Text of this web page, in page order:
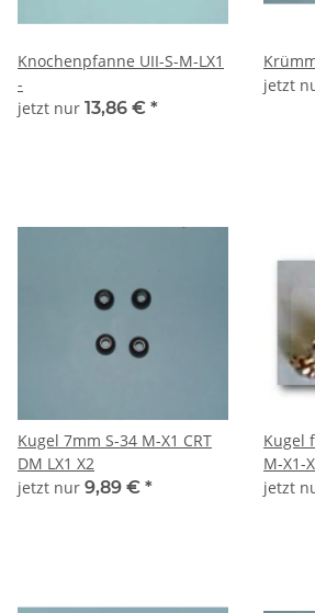
Knochenpfanne UII-S-M-LX1
-
jetzt nur 13,86 € *
jetzt
Kugel 7mm S-34 M-X1 CRT
DM LX1 X2
jetzt nur 9,89 € *
Kugel
M-X1-
jetzt